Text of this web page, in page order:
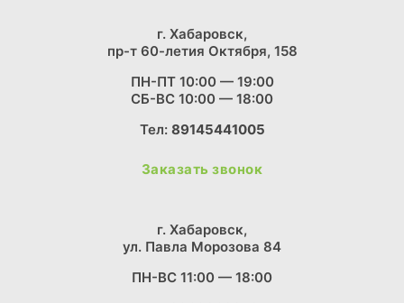
г. Хабаровск,
пр-т 60-летия Октября, 158
ПН-ПТ 10:00 — 19:00
СБ-ВС 10:00 — 18:00
Тел: 89145441005
Заказать звонок
г. Хабаровск,
ул. Павла Морозова 84
ПН-ВС 11:00 — 18:00